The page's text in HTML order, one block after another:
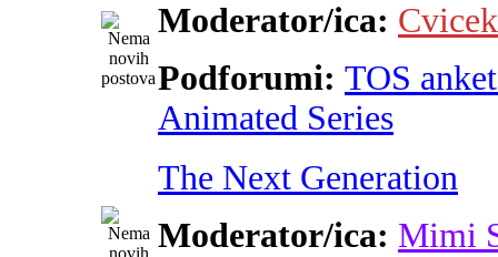
Moderator/ica: Cvicek
Podforumi: TOS
Animated Series
The Next Generation
Moderator/ica: Mimi